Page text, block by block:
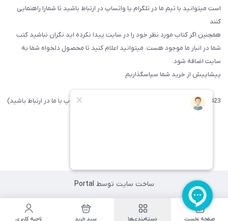
است میتوانید با تیم ما در تلگرام یا واتساپ در ارتباط باشید تا شما‌را راهنمایی
کنند
همچنین اگر کتاب مورد نظر خود را در سایت پیدا نکرده اید نگران نباشید کتب
شما در انبار ما موجود هست. میتوانید اعلام کنید تا محصول دلخواه شما به
سایت اضافه شود.
پیشاپیش از خرید شما سپاسگذاریم
09371742423 (لطفا فقط پیامک داده و یا از طریق واتساپ با ما در ارتباط باشید)
ساخت سایت توسط Portal
صفحه نخست دسته‌بندی‌ها سبد خرید ناحیه کاربری